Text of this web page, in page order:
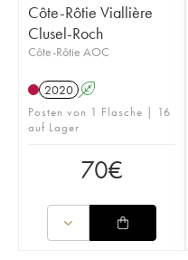
Côte-Rôtie Viallière
Clusel-Roch
Côte-Rôtie AOC
2020 A
Posten von 1 Flasche | 16
auf Lager
70€